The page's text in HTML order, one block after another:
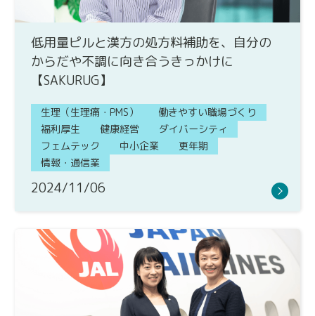
低用量ピルと漢方の処方料補助を、自分の
からだや不調に向き合うきっかけに
【SAKURUG】
生理（生理痛・PMS）
働きやすい職場づくり
福利厚生
健康経営
ダイバーシティ
フェムテック
中小企業
更年期
情報・通信業
2024/11/06